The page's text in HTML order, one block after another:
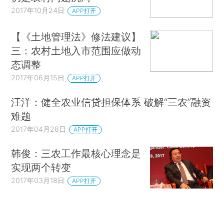
2017年10月24日 APP打开
【《土地管理法》修法建议】
三：农村土地入市范围应做动
态调整
2017年06月15日 APP打开
汪洋：健全农业信贷担保体系 破解“三农”融资
难题
2017年04月28日 APP打开
韩俊：三农工作最核心理念是
实现两个转变
2017年03月18日 APP打开